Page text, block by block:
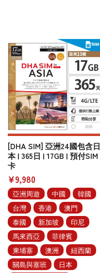
[DHA SIM] 亞洲24國包含日
本 | 365日 | 17GB | 預付SIM
卡
¥9,980
亞洲周遊 中國
韓國
台灣
香港
澳門
泰國
新加坡
印尼
馬來西亞
菲律賓
柬埔寨
澳洲
紐西蘭
關島與塞班
日本